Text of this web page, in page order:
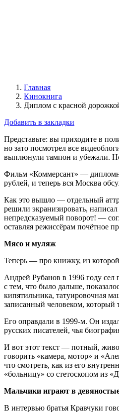
Главная
Кинокнига
Диплом с красной
Добавить в закладки
Представьте: вы приходите в
но зато посмотрел все
выплюнули тампон и убежали.
Фильм «Коммерсант» —
рублей, и теперь вся Москва
Как это вышло — отдельный
решили экранизировать,
непредсказуемый поворот! —
оставляя режиссёрам почётное
Мясо и муляж
Теперь — про книжку, из
Андрей Рубанов в 1996 году сел
с тем, что было дальше,
кипятильника, татуировочная
записанный человеком, который
Его оправдали в 1999-м. Он
русских писателей, чья
И вот этот текст — потный,
говорить «камера, мотор» и
что смотреть, как из его
«больницу» со стетоскопом из
Мальчики играют в
В интервью братья Кравчуки